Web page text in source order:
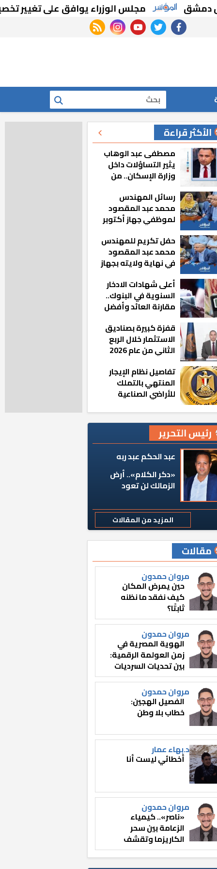
مجلس الوزراء يوافق على تغيير تخصيص
facebook
twitter
youtube
instagram
rss feed
بحث
الأكثر قراءة
مصطفى عبد الوهاب
يثير التساؤلات داخل
وزارة الإسكان.. من
المناصب؟
رسائل المهندس
محمد عبد المقصود
لموظفي جهاز أكتوبر
مشيت والمدينة
رجعت للخلف»
حفل تكريم للمهندس
محمد عبد المقصود
في نهاية ولايته بجهاز
أعلى شهادات الادخار
السنوية في البنوك..
مقارنة العائد وأفضل
قفزة كبيرة بصناديق
الاستثمار خلال الربع
الثاني من عام 2026
تفاصيل نظام الإيجار
المنتهي بالتملك
للأراضي الصناعية
رئيس التحرير
عبد الحكم عبد ربه
«دكر الكلام».. أرض
الزمالك لن تعود
المزيد من المقالات
مقالات
مروان حمدون
حين يمرض المكان
كيف نفقد ما نظنه
ثابتًا؟
مروان حمدون
الهوية المصرية في
زمن العولمة الرقمية:
بين تحديات السرديات
وصناعة الوعي
مروان حمدون
الفصيل الهجين:
خطاب بلا وطن
د.بهاء عمار
أخطائي ليست أنا
مروان حمدون
«ناصر».. كيمياء
الزعامة بين سحر
الكاريزما وتقشف
الثائر